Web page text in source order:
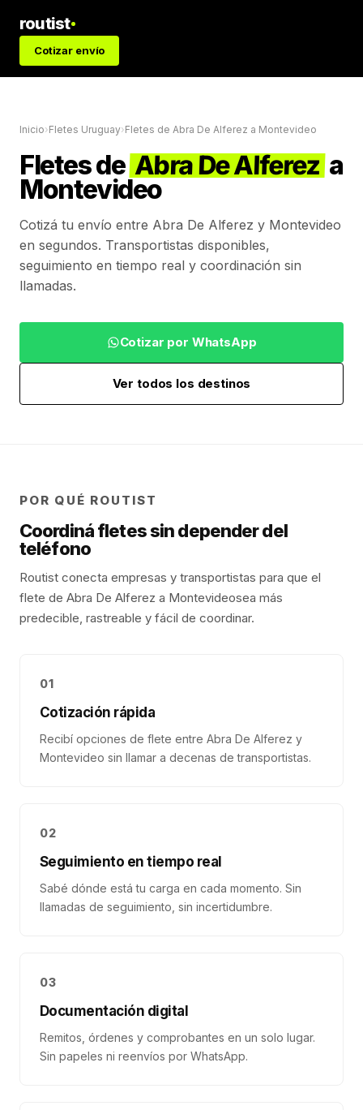
routist
Cotizar envío
Inicio›Fletes Uruguay›Fletes de Abra De Alferez a Montevideo
Fletes de Abra De Alferez a
Montevideo
Cotizá tu envío entre Abra De Alferez y Montevideo
en segundos. Transportistas disponibles,
seguimiento en tiempo real y coordinación sin
llamadas.
Cotizar por WhatsApp
Ver todos los destinos
POR QUÉ ROUTIST
Coordiná fletes sin depender del
teléfono
Routist conecta empresas y transportistas para que el
flete de Abra De Alferez a Montevideosea más
predecible, rastreable y fácil de coordinar.
01
Cotización rápida
Recibí opciones de flete entre Abra De Alferez y
Montevideo sin llamar a decenas de transportistas.
02
Seguimiento en tiempo real
Sabé dónde está tu carga en cada momento. Sin
llamadas de seguimiento, sin incertidumbre.
03
Documentación digital
Remitos, órdenes y comprobantes en un solo lugar.
Sin papeles ni reenvíos por WhatsApp.